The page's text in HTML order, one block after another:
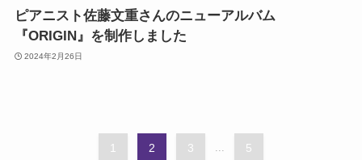
ピアニスト佐藤文重さんのニューアルバム
『ORIGIN』を制作しました
2024年2月26日
1 2 3 ... 5